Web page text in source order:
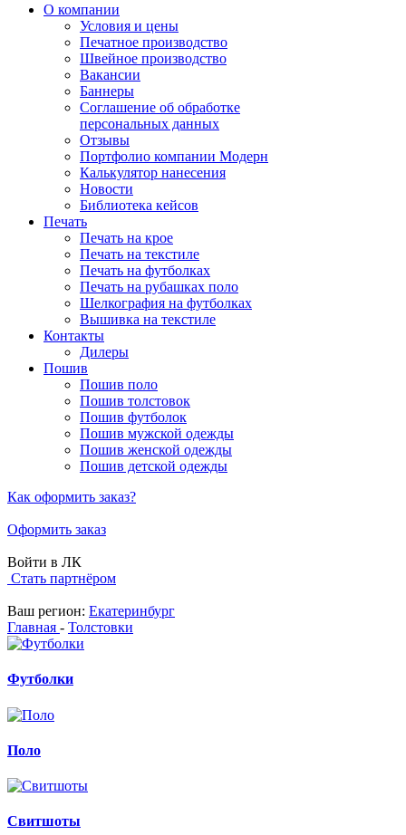
О компании
Условия и цены
Печатное производство
Швейное производство
Вакансии
Баннеры
Соглашение об обработке
персональных данных
Отзывы
Портфолио компании Модерн
Калькулятор нанесения
Новости
Библиотека кейсов
Печать
Печать на крое
Печать на текстиле
Печать на футболках
Печать на рубашках поло
Шелкография на футболках
Вышивка на текстиле
Контакты
Дилеры
Пошив
Пошив поло
Пошив толстовок
Пошив футболок
Пошив мужской одежды
Пошив женской одежды
Пошив детской одежды
Как оформить заказ?
Оформить заказ
Войти в ЛК
Стать партнёром
Ваш регион: Екатеринбург
Главная - Толстовки
Футболки
Поло
Свитшоты